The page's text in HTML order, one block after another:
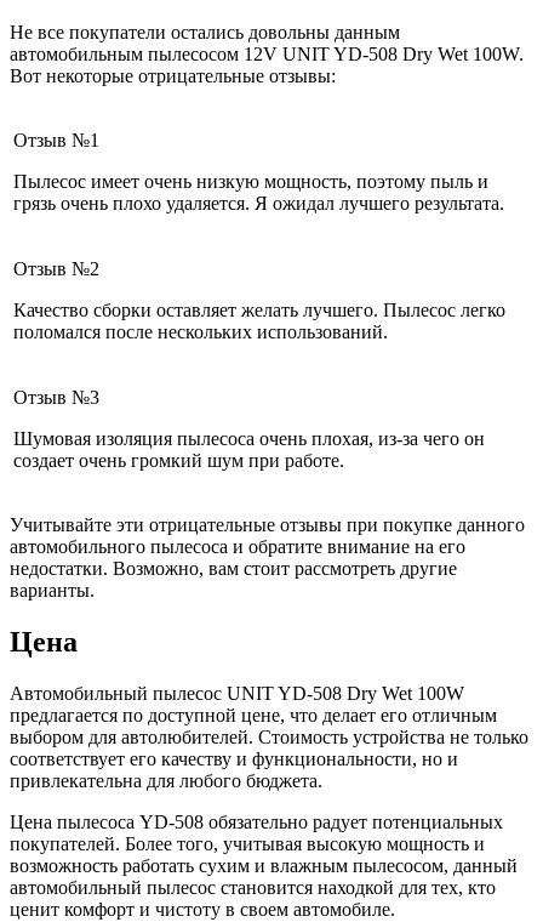
Не все покупатели остались довольны данным
автомобильным пылесосом 12V UNIT YD-508 Dry Wet 100W.
Вот некоторые отрицательные отзывы:
Отзыв №1
Пылесос имеет очень низкую мощность, поэтому пыль и
грязь очень плохо удаляется. Я ожидал лучшего результата.
Отзыв №2
Качество сборки оставляет желать лучшего. Пылесос легко
поломался после нескольких использований.
Отзыв №3
Шумовая изоляция пылесоса очень плохая, из-за чего он
создает очень громкий шум при работе.
Учитывайте эти отрицательные отзывы при покупке данного
автомобильного пылесоса и обратите внимание на его
недостатки. Возможно, вам стоит рассмотреть другие
варианты.
Цена
Автомобильный пылесос UNIT YD-508 Dry Wet 100W
предлагается по доступной цене, что делает его отличным
выбором для автолюбителей. Стоимость устройства не только
соответствует его качеству и функциональности, но и
привлекательна для любого бюджета.
Цена пылесоса YD-508 обязательно радует потенциальных
покупателей. Более того, учитывая высокую мощность и
возможность работать сухим и влажным пылесосом, данный
автомобильный пылесос становится находкой для тех, кто
ценит комфорт и чистоту в своем автомобиле.